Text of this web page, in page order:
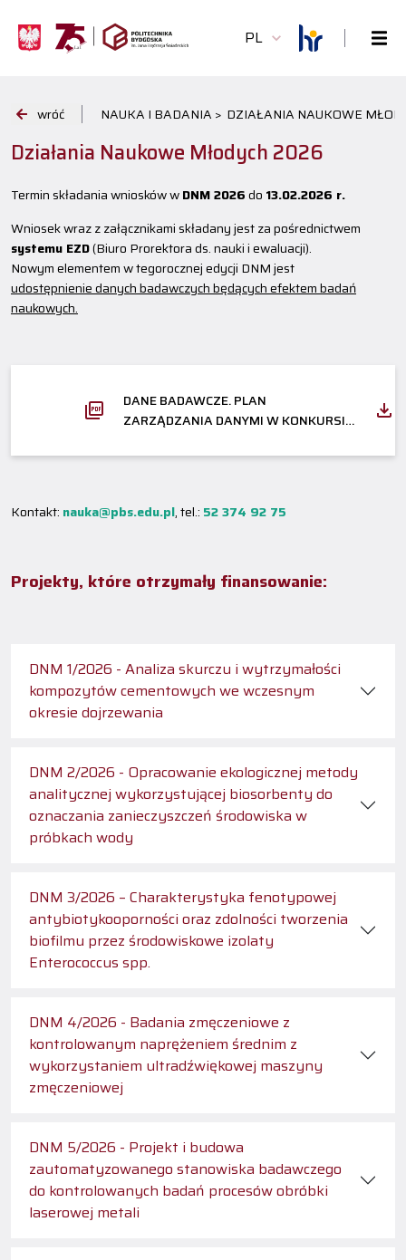
PL
wróć NAUKA I BADANIA > DZIAŁANIA NAUKOWE
Działania Naukowe Młodych 2026
Termin składania wniosków wDNM 2026do 13.02.2026 r.
Wniosek wraz z załącznikami składany jest za pośrednictwem
systemu EZD(Biuro Prorektora ds. nauki i ewaluacji).
Nowym elementem w tegorocznej edycji DNM jest
udostępnienie danych badawczych będących efektem badań
naukowych.
DANE BADAWCZE. PLAN
ZARZĄDZANIA DANYMI W KONKURSIE
Kontakt: nauka@pbs.edu.pl, tel.: 52 374 92 75
Projekty, które otrzymały finansowanie:
DNM 1/2026 - Analiza skurczu i wytrzymałości
kompozytów cementowych we wczesnym
okresie dojrzewania
DNM 2/2026 - Opracowanie ekologicznej metody
analitycznej wykorzystującej biosorbenty do
oznaczania zanieczyszczeń środowiska w
próbkach wody
DNM 3/2026 – Charakterystyka fenotypowej
antybiotykooporności oraz zdolności tworzenia
biofilmu przez środowiskowe izolaty
Enterococcus spp.
DNM 4/2026 - Badania zmęczeniowe z
kontrolowanym naprężeniem średnim z
wykorzystaniem ultradźwiękowej maszyny
zmęczeniowej
DNM 5/2026 - Projekt i budowa
zautomatyzowanego stanowiska badawczego
do kontrolowanych badań procesów obróbki
laserowej metali